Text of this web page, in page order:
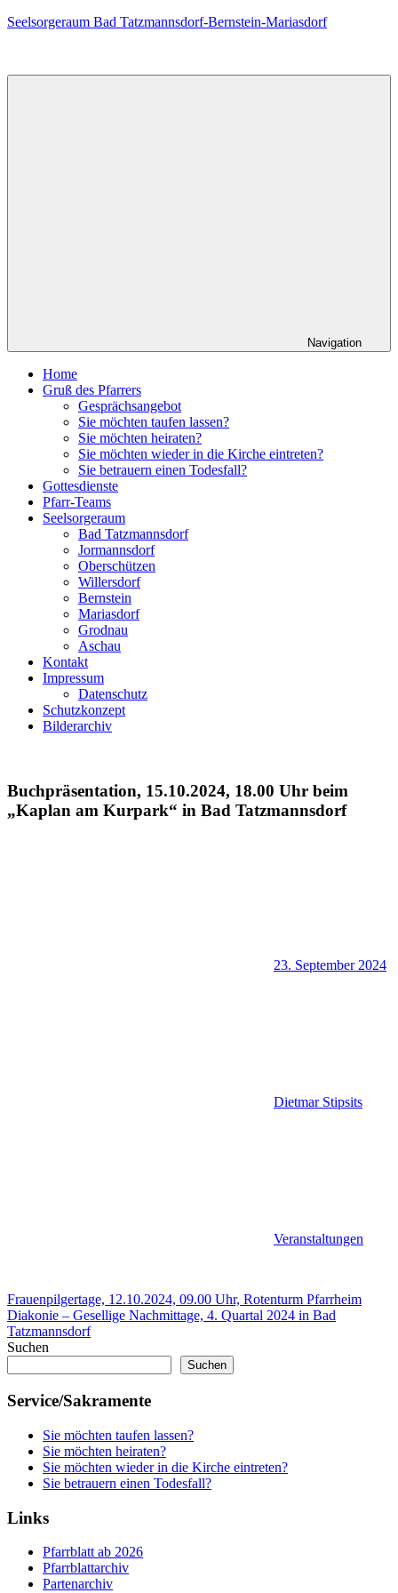
Zum
Seelsorgeraum Bad Tatzmannsdorf-Bernstein-Mariasdorf
Navigation
Home
Gruß des Pfarrers
Gesprächsangebot
Sie möchten taufen lassen?
Sie möchten heiraten?
Sie möchten wieder in die Kirche eintreten?
Sie betrauern einen Todesfall?
Gottesdienste
Pfarr-Teams
Seelsorgeraum
Bad Tatzmannsdorf
Jormannsdorf
Oberschützen
Willersdorf
Bernstein
Mariasdorf
Grodnau
Aschau
Kontakt
Impressum
Datenschutz
Schutzkonzept
Bilderarchiv
Buchpräsentation, 15.10.2024, 18.00 Uhr beim
„Kaplan am Kurpark“ in Bad Tatzmannsdorf
23. September 2024
Dietmar Stipsits
Veranstaltungen
Beitragsnavigation
Vorheriger
Beitrag:
Frauenpilgertage, 12.10.2024, 09.00 Uhr, Rotenturm Pfarrheim
Nächster
Beitrag:
Diakonie – Gesellige Nachmittage, 4. Quartal 2024 in Bad
Tatzmannsdorf
Suchen
Suchen
Service/Sakramente
Sie möchten taufen lassen?
Sie möchten heiraten?
Sie möchten wieder in die Kirche eintreten?
Sie betrauern einen Todesfall?
Links
Pfarrblatt ab 2026
Pfarrblattarchiv
Partenarchiv